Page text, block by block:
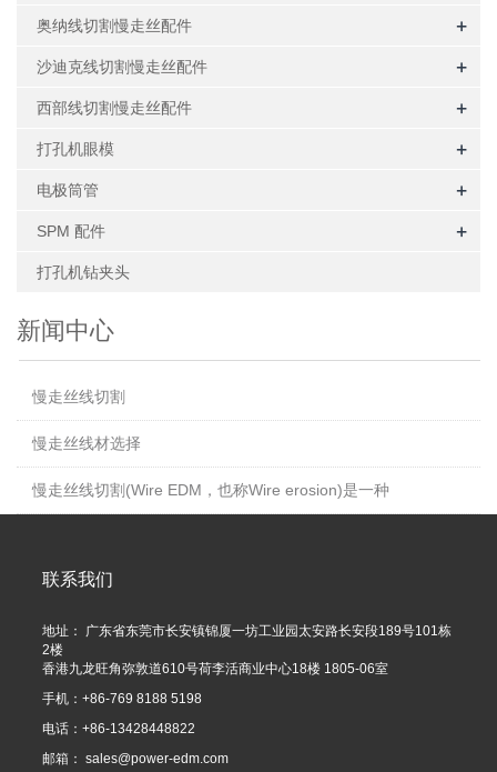
奥纳线切割慢走丝配件 +
沙迪克线切割慢走丝配件 +
西部线切割慢走丝配件 +
打孔机眼模 +
电极筒管 +
SPM 配件 +
打孔机钻夹头
新闻中心
慢走丝线切割
慢走丝线材选择
慢走丝线切割(Wire EDM，也称Wire erosion)是一种
联系我们
地址： 广东省东莞市长安镇锦厦一坊工业园太安路长安段189号101栋
2楼
香港九龙旺角弥敦道610号荷李活商业中心18楼 1805-06室
手机：+86-769 8188 5198
电话：+86-13428448822
邮箱： sales@power-edm.com